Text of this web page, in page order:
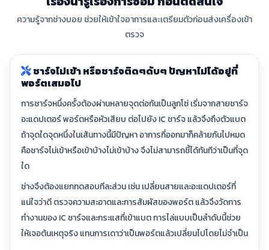
ความรู้จากช่างบอย ช่วยให้เข้าใจอาการและเตรียมตัวก่อนส่งเครื่องเข้า
ตรวจ
ชาร์จไม่เข้า หรือชาร์จติดๆดับๆ ปัญหาไม่ได้อยู่ที่
พอร์ตเสมอไป
การชาร์จหนึ่งครั้งต้องผ่านหลายจุดต่อกันเป็นลูกโซ่ เริ่มจากสายชาร์จ
อะแดปเตอร์ พอร์ตหรือหัวเสียบ ต่อไปยัง IC ชาร์จ แล้วจึงถึงตัวแบต
ถ้าจุดใดจุดหนึ่งในเส้นทางนี้มีปัญหา อาการที่ออกมาก็คล้ายกันไปหมด
คือชาร์จไม่เข้าหรือเข้าบ้างไม่เข้าบ้าง จึงไม่สามารถชี้ได้ทันทีว่าเป็นที่จุด
ใด
ช่างจึงต้องแยกทดสอบทีละส่วน เช่น เปลี่ยนสายและอะแดปเตอร์ที่
แน่ใจว่าดี ตรวจความสะอาดและการสัมผัสของพอร์ต แล้วจึงวัดการ
ทำงานของ IC ชาร์จและกระแสที่เข้าแบต การไล่แบบเป็นลำดับนี้ช่วย
ให้เจอต้นเหตุจริง แทนการเดาว่าเป็นพอร์ตแล้วเปลี่ยนไปโดยไม่จำเป็น